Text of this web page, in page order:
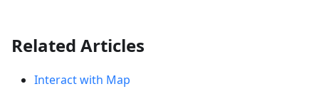
Related Articles
Interact with Map